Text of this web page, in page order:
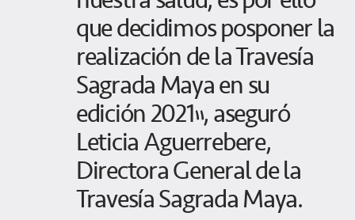
que decidimos posponer la
realización de la Travesía
Sagrada Maya en su
edición 2021”, aseguró
Leticia Aguerrebere,
Directora General de la
Travesía Sagrada Maya.